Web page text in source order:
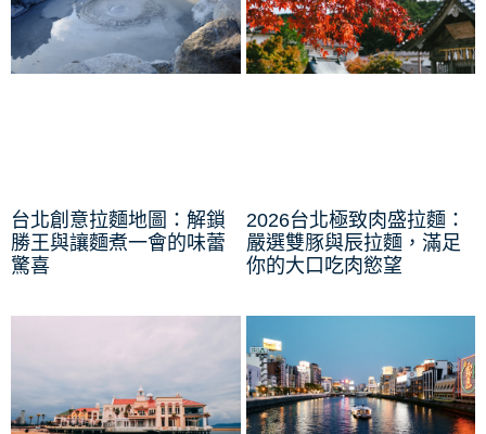
台北創意拉麵地圖：解鎖
勝王與讓麵煮一會的味蕾
驚喜
2026台北極致肉盛拉麵：
嚴選雙豚與辰拉麵，滿足
你的大口吃肉慾望